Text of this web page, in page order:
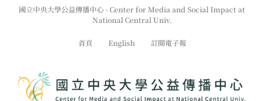
國立中央大學公益傳播中心 - Center for Media and Social Impact at
National Central Univ.
首頁 English 訂閱電子報